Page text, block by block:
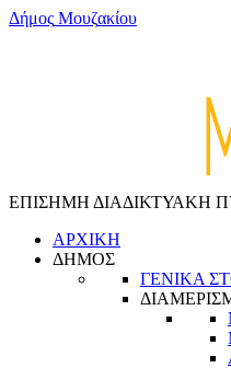
Δήμος Μουζακίου
ΕΠΙΣΗΜΗ ΔΙΑΔΙΚΤΥΑΚΗ
ΑΡΧΙΚΗ
ΔΗΜΟΣ
ΓΕΝΙΚΑ